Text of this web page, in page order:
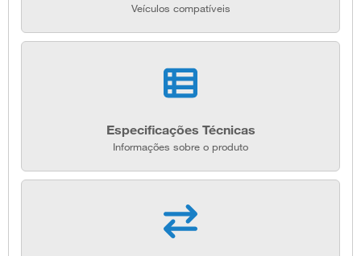
Veículos compatíveis
Especificações Técnicas
Informações sobre o produto